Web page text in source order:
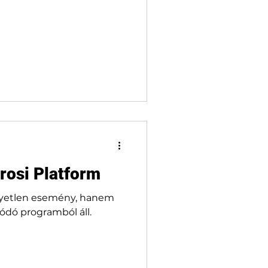
Platform
esemény, hanem
programból áll.